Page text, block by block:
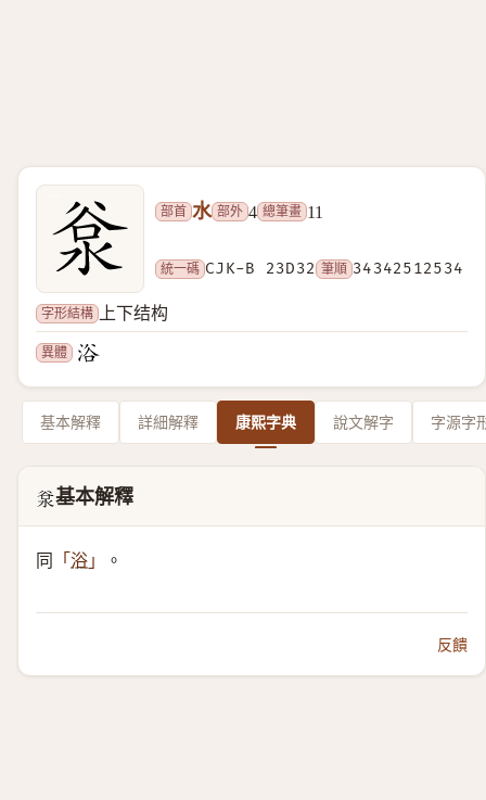
部首 水 部外 4 總筆畫 11
統一碼 CJK-B 23D32 筆順 34342512534
字形結構 上下结构
異體
基本解釋 詳細解釋 康熙字典 說文解字 字源字
𣴲基本解釋
同 「 浴 」 。
反饋